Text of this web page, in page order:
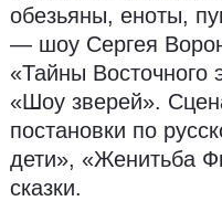
обезьяны, еноты,
— шоу Сергея
«Тайны Восточного
«Шоу зверей».
постановки по
дети», «Женитьба
сказки.